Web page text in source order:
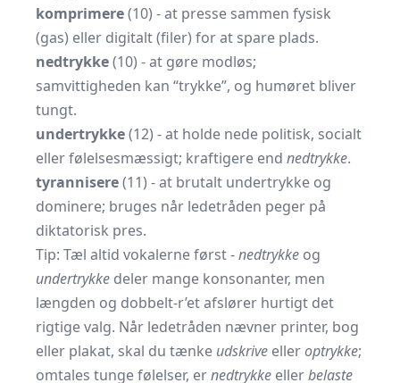
komprimere(10) - at presse sammen fysisk
(gas) eller digitalt (filer) for at spare plads.
nedtrykke(10) - at gøre modløs;
samvittigheden kan “trykke”, og humøret bliver
tungt.
undertrykke(12) - at holde nede politisk, socialt
eller følelsesmæssigt; kraftigere end nedtrykke.
tyrannisere(11) - at brutalt undertrykke og
dominere; bruges når ledetråden peger på
diktatorisk pres.
Tip: Tæl altid vokalerne først -nedtrykke og
undertrykke deler mange konsonanter, men
længden og dobbelt-r’et afslører hurtigt det
rigtige valg. Når ledetråden nævner printer, bog
eller plakat, skal du tænke udskrive elleroptrykke;
omtales tunge følelser, ernedtrykke ellerbelaste